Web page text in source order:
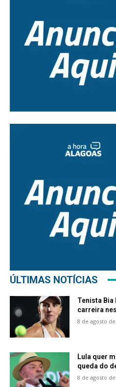
ÚLTIMAS NOTÍCIAS
Tenista Bia
carreira
8 de agosto
Lula quer
queda do
8 de agosto